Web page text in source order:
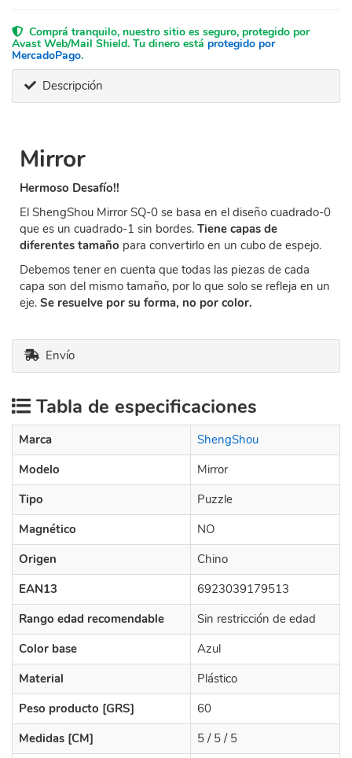
Comprá tranquilo, nuestro sitio es seguro, protegido por
Avast Web/Mail Shield. Tu dinero está protegido por
MercadoPago.
Descripción
Mirror
Hermoso Desafío!!
El ShengShou Mirror SQ-0 se basa en el diseño cuadrado-0
que es un cuadrado-1 sin bordes. Tiene capas de
diferentes tamaño para convertirlo en un cubo de espejo.
Debemos tener en cuenta que todas las piezas de cada
capa son del mismo tamaño, por lo que solo se refleja en un
eje. Se resuelve por su forma, no por color.
Envío
Tabla de especificaciones
Marca
ShengShou
Modelo
Mirror
Tipo
Puzzle
Magnético
NO
Origen
Chino
EAN13
6923039179513
Rango edad recomendable
Sin restricción de edad
Color base
Azul
Material
Plástico
Peso producto [GRS]
60
Medidas [CM]
5 / 5 / 5